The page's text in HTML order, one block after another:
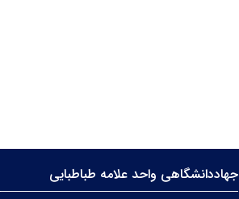
جهاددانشگاهی واحد علامه طباطبایی